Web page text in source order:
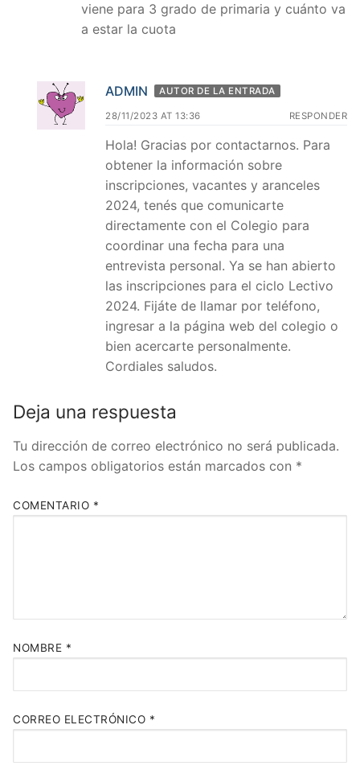
viene para 3 grado de primaria y cuánto va
a estar la cuota
ADMIN AUTOR DE LA ENTRADA
28/11/2023 AT 13:36 RESPONDER
Hola! Gracias por contactarnos. Para
obtener la información sobre
inscripciones, vacantes y aranceles
2024, tenés que comunicarte
directamente con el Colegio para
coordinar una fecha para una
entrevista personal. Ya se han abierto
las inscripciones para el ciclo Lectivo
2024. Fijáte de llamar por teléfono,
ingresar a la página web del colegio o
bien acercarte personalmente.
Cordiales saludos.
Deja una respuesta
Tu dirección de correo electrónico no será publicada.
Los campos obligatorios están marcados con *
COMENTARIO *
NOMBRE *
CORREO ELECTRÓNICO *